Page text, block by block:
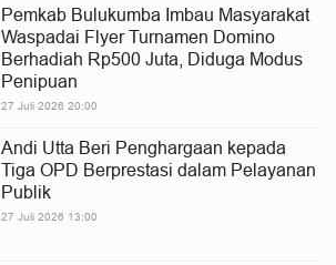
Pemkab Bulukumba Imbau Masyarakat
Waspadai Flyer Turnamen Domino
Berhadiah Rp500 Juta, Diduga Modus
Penipuan
27 Juli 2026 20:00
Andi Utta Beri Penghargaan kepada
Tiga OPD Berprestasi dalam Pelayanan
Publik
27 Juli 2026 13:00